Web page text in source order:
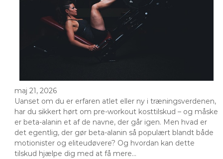
maj 21, 2026
Uanset om du er erfaren atlet eller ny i træningsverdenen,
har du sikkert hørt om pre-workout kosttilskud – og måske
er beta-alanin et af de navne, der går igen. Men hvad er
det egentlig, der gør beta-alanin så populært blandt både
motionister og eliteudøvere? Og hvordan kan dette
tilskud hjælpe dig med at få mere…